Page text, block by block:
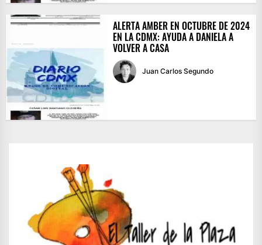
ALERTA AMBER EN OCTUBRE DE 2024
EN LA CDMX: AYUDA A DANIELA A
VOLVER A CASA
Juan Carlos Segundo